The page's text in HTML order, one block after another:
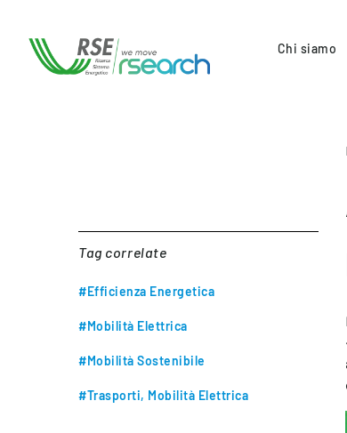
Chi siamo
Tag correlate
#Efficienza Energetica
#Mobilità Elettrica
#Mobilità Sostenibile
#Trasporti, Mobilità Elettrica